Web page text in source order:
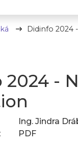
Didinfo 2024
2024 -
Ing. Jindra
PDF